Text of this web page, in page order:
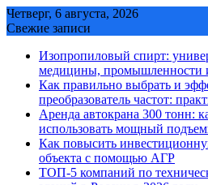
Skip
to
Четверг, 6 августа, 2026
Свежие записи
Изопропиловый спирт:
медицины, промышленности
Как правильно выбрать и
преобразователь частот:
Аренда автокрана 300 тонн:
использовать мощный
Как повысить
объекта с помощью АГР
ТОП-5 компаний по